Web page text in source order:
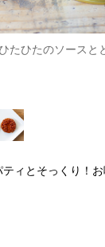
たひたのソースと
ィとそっくり！